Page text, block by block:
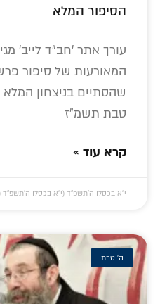
הסיפור המלא
עורך אתר 'חב"ד לייב'
המאורעות של סיפור
שהסתיים בניצחון
טבת תשמ"ז
קרא עוד »
י״א בכסלו ה׳תשפ״ד (י״א בכסלו ה׳תשפ״ד (נובמבר
ה' טבת